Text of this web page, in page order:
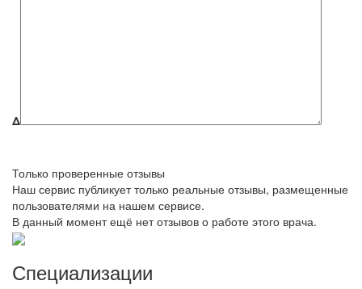
Δ
Только проверенные отзывы
Наш сервис публикует только реальные отзывы, размещенные
пользователями на нашем сервисе.
В данный момент ещё нет отзывов о работе этого врача.
Специализации